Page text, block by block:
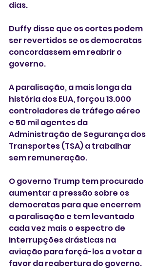
dias.
Duffy disse que os cortes podem
ser revertidos se os democratas
concordassem em reabrir o
governo.
A paralisação, a mais longa da
história dos EUA, forçou 13.000
controladores de tráfego aéreo
e 50 mil agentes da
Administração de Segurança dos
Transportes (TSA) a trabalhar
sem remuneração.
O governo Trump tem procurado
aumentar a pressão sobre os
democratas para que encerrem
a paralisação e tem levantado
cada vez mais o espectro de
interrupções drásticas na
aviação para forçá-los a votar a
favor da reabertura do governo.